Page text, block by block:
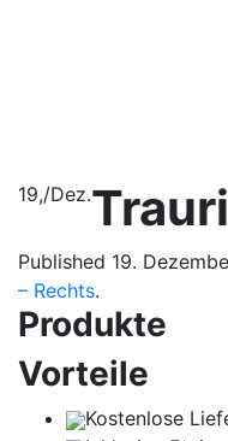
19,/Dez.
Published 19.
– Rechts.
Produkte
Vorteile
Kostenlose